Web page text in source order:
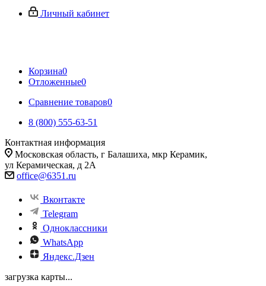
Личный кабинет
Корзина0
Отложенные0
Сравнение товаров0
8 (800) 555-63-51
Контактная информация
Московская область, г Балашиха, мкр Керамик,
ул Керамическая, д 2А
office@6351.ru
Вконтакте
Telegram
Одноклассники
WhatsApp
Яндекс.Дзен
загрузка карты...